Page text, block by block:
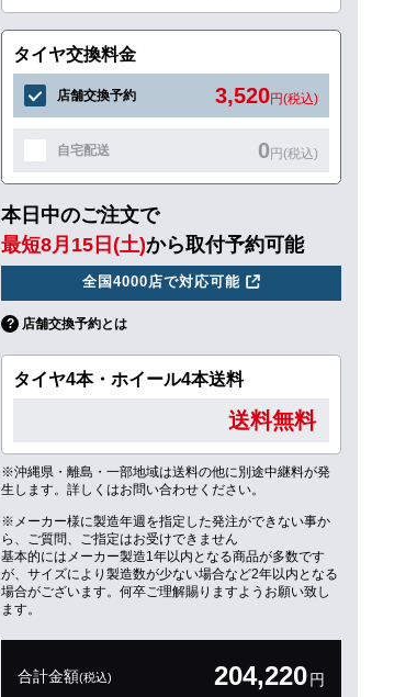
タイヤ交換料金
店舗交換予約 3,520円(税込)
自宅配送 0円(税込)
本日中のご注文で
最短8月15日(土)から取付予約可能
全国4000店で対応可能
店舗交換予約とは
タイヤ4本・ホイール4本送料
送料無料
※沖縄県・離島・一部地域は送料の他に別途中継料が発
生します。詳しくはお問い合わせください。
※メーカー様に製造年週を指定した発注ができない事か
ら、ご質問、ご指定はお受けできません
基本的にはメーカー製造1年以内となる商品が多数です
が、サイズにより製造数が少ない場合など2年以内となる
場合がございます。何卒ご理解賜りますようお願い致し
ます。
合計金額(税込) 204,220円